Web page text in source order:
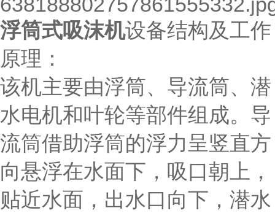
浮筒式吸沫机设备结构及工作
原理：
该机主要由浮筒、导流筒、潜
水电机和叶轮等部件组成。导
流筒借助浮筒的浮力呈竖直方
向悬浮在水面下，吸口朝上，
贴近水面，出水口向下，潜水